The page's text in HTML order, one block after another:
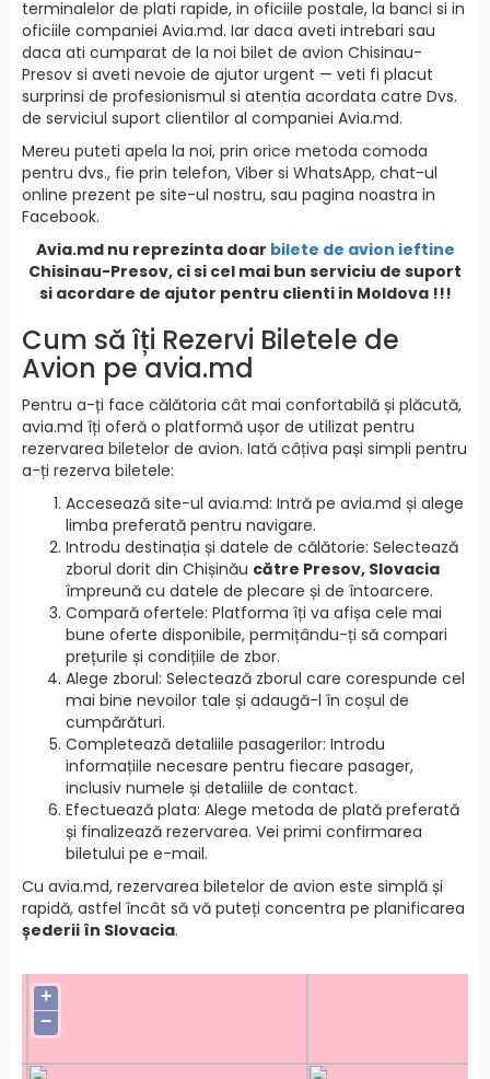
terminalelor de plati rapide, in oficiile postale, la banci si in
oficiile companiei Avia.md. Iar daca aveti intrebari sau
daca ati cumparat de la noi bilet de avion Chisinau-
Presov si aveti nevoie de ajutor urgent — veti fi placut
surprinsi de profesionismul si atentia acordata catre Dvs.
de serviciul suport clientilor al companiei Avia.md.
Mereu puteti apela la noi, prin orice metoda comoda
pentru dvs., fie prin telefon, Viber si WhatsApp, chat-ul
online prezent pe site-ul nostru, sau pagina noastra in
Facebook.
Avia.md nu reprezinta doar bilete de avion ieftine
Chisinau-Presov, ci si cel mai bun serviciu de suport
si acordare de ajutor pentru clienti in Moldova !!!
Cum să îți Rezervi Biletele de
Avion pe avia.md
Pentru a-ți face călătoria cât mai confortabilă și plăcută,
avia.md îți oferă o platformă ușor de utilizat pentru
rezervarea biletelor de avion. Iată câțiva pași simpli pentru
a-ți rezerva biletele:
Accesează site-ul avia.md: Intră pe avia.md și alege
limba preferată pentru navigare.
Introdu destinația și datele de călătorie: Selectează
zborul dorit din Chișinău către Presov, Slovacia
împreună cu datele de plecare și de întoarcere.
Compară ofertele: Platforma îți va afișa cele mai
bune oferte disponibile, permițându-ți să compari
prețurile și condițiile de zbor.
Alege zborul: Selectează zborul care corespunde cel
mai bine nevoilor tale și adaugă-l în coșul de
cumpărături.
Completează detaliile pasagerilor: Introdu
informațiile necesare pentru fiecare pasager,
inclusiv numele și detaliile de contact.
Efectuează plata: Alege metoda de plată preferată
și finalizează rezervarea. Vei primi confirmarea
biletului pe e-mail.
Cu avia.md, rezervarea biletelor de avion este simplă și
rapidă, astfel încât să vă puteți concentra pe planificarea
șederii în Slovacia.
+
−